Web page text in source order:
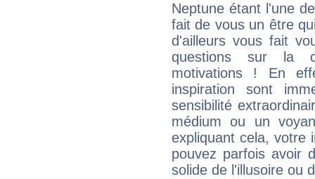
Neptune étant l'une
fait de vous un être
d'ailleurs vous fait
questions sur la
motivations ! En
inspiration sont
sensibilité
médium ou un
expliquant cela, votre
pouvez parfois avoir
solide de l'illusoire ou